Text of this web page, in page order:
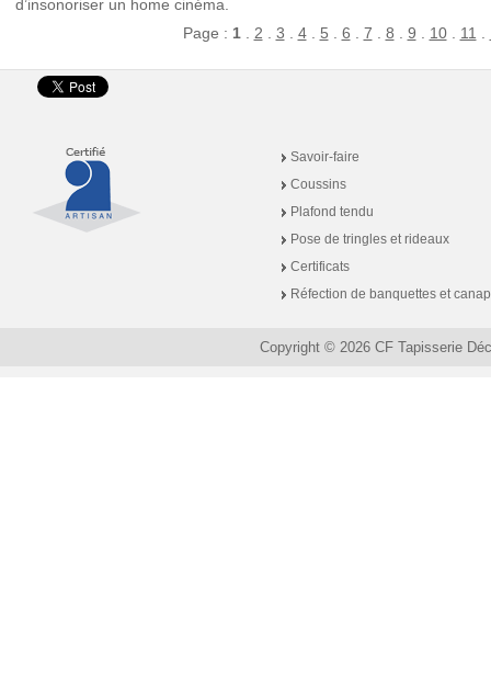
d’insonoriser un home cinéma.
Page : 1. 2 3 4. 5 6 7 8 9 10. 11
Savoir-faire
Coussins
Plafond tendu
Pose de tringles et rideaux
Certificats
Réfection de banquettes et
Copyright © 2026 CF Tapisserie